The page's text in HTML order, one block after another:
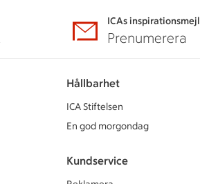
ICAs inspirationsmejl
Prenumerera
Hållbarhet
ICA Stiftelsen
En god morgondag
Kundservice